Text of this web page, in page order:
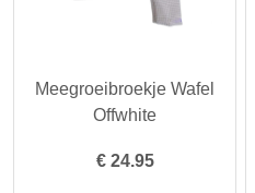
Meegroeibroekje Wafel
Offwhite
€ 24.95